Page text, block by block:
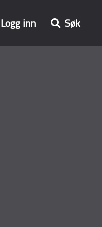
Logg inn Søk